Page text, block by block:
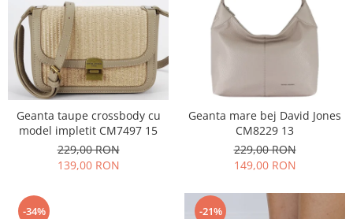
Geanta taupe crossbody cu
model impletit CM7497 15
229,00 RON
139,00 RON
Geanta mare bej David Jones
CM8229 13
229,00 RON
149,00 RON
-34% -21%